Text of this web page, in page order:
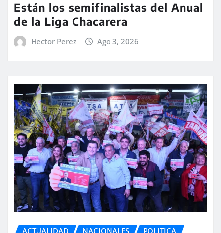
Están los semifinalistas del Anual
de la Liga Chacarera
Hector Perez Ago 3, 2026
ACTUALIDAD NACIONALES POLITICA